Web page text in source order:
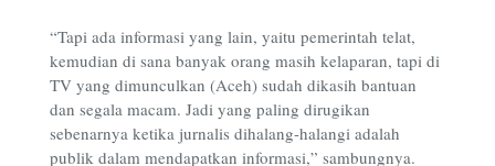
“Tapi ada informasi yang lain, yaitu pemerintah telat,
kemudian di sana banyak orang masih kelaparan, tapi di
TV yang dimunculkan (Aceh) sudah dikasih bantuan
dan segala macam. Jadi yang paling dirugikan
sebenarnya ketika jurnalis dihalang-halangi adalah
publik dalam mendapatkan informasi,” sambungnya.